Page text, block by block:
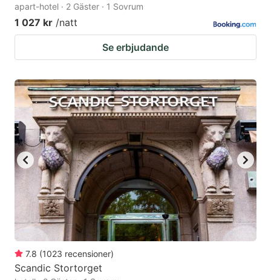
apart-hotel · 2 Gäster · 1 Sovrum
1 027 kr /natt
Se erbjudande
7.8 (1023 recensioner)
Scandic Stortorget